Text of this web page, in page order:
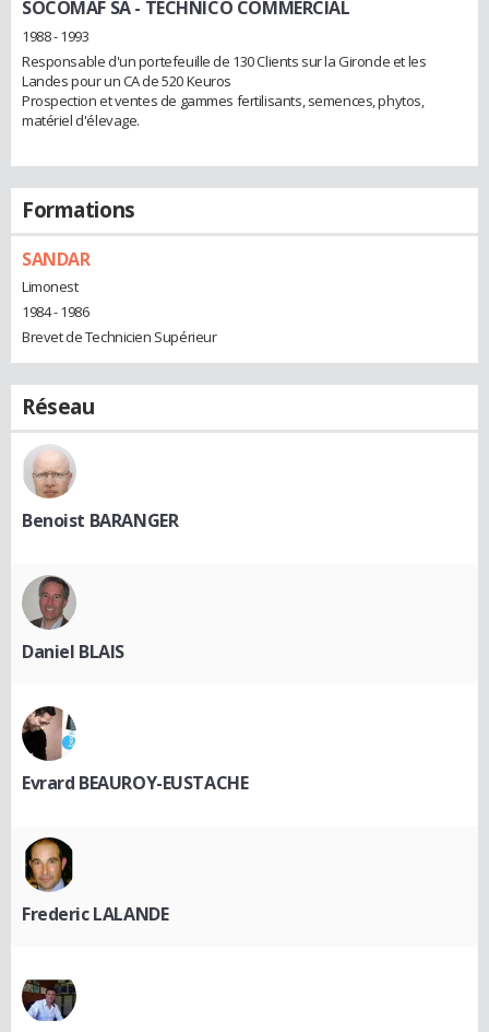
SOCOMAF SA- TECHNICO COMMERCIAL
1988 - 1993
Responsable d'un portefeuille de 130 Clients sur la Gironde et les
Landes pour un CA de 520 Keuros
Prospection et ventes de gammes fertilisants, semences, phytos,
matériel d'élevage.
Formations
SANDAR
Limonest
1984 - 1986
Brevet de Technicien Supérieur
Réseau
Benoist BARANGER
Daniel BLAIS
Evrard BEAUROY-EUSTACHE
Frederic LALANDE